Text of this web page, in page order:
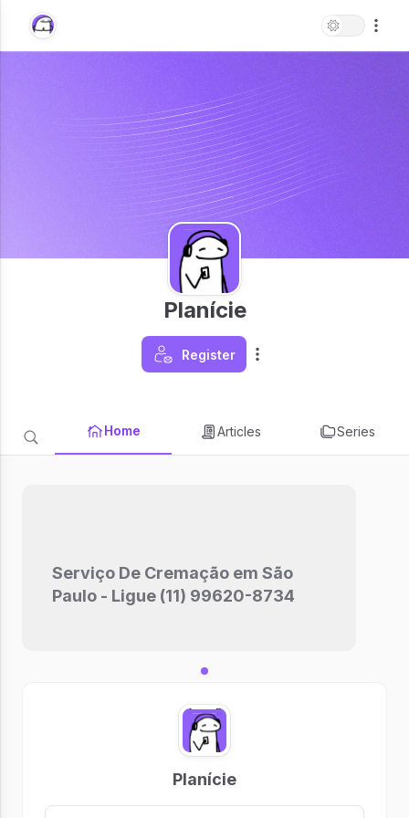
Planície
Register
Home Articles Series
Serviço De Cremação em São
Paulo - Ligue (11) 99620-8734
Planície